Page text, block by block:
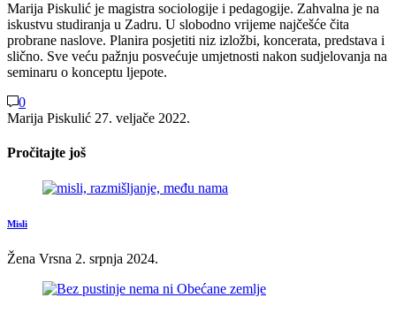
Marija Piskulić je magistra sociologije i pedagogije. Zahvalna je na
iskustvu studiranja u Zadru. U slobodno vrijeme najčešće čita
probrane naslove. Planira posjetiti niz izložbi, koncerata, predstava i
slično. Sve veću pažnju posvećuje umjetnosti nakon sudjelovanja na
seminaru o konceptu ljepote.
0
Marija Piskulić 27. veljače 2022.
Pročitajte još
Misli
Žena Vrsna 2. srpnja 2024.